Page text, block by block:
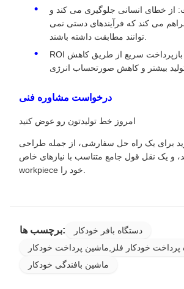
از خطای انسانی جلوگیری می کند و
فراهم می کند که فرآیندهای دستی نمی
ROI متمرکز: دوره بازپرداخت سریع از طریق کاهش
درخواست مشاوره فنی
امروز خط توليدتون رو عوض کنيد
برای یک راه حل سفارشی، از جمله طراحی
و یک نقل قول جامع متناسب با نیازهای خاص
برچسب ها:
دستگاه بافر خودکار
پرداخت خودکار فلز,ماشین پرداخت خودکار
ماشین بافندگی خودکار